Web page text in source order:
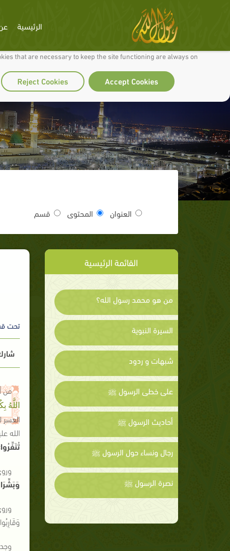
to make our site work well for you and so we can continually improve it.
that are necessary to keep the site functioning are always on
Accept Cookies
Reject Cookies
الرئيسية
العنوان المحتوى قسم
القائمة الرئيسية
من هو محمد رسول الله؟
السيرة النبوية
شبهات و ردود
على خطى الرسول ﷺ
أحاديث الرسول ﷺ
رجال ونساء حول الرسول ﷺ
نصرة الرسول ﷺ
تحت
من
اللَّهُ
العسر
الله
تُنَفِّرُوا